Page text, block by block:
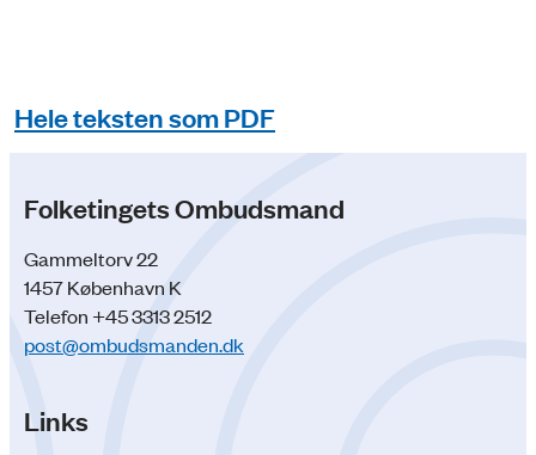
Hele teksten som PDF
Folketingets Ombudsmand
Gammeltorv 22
1457 København K
Telefon +45 3313 2512
post@ombudsmanden.dk
Links